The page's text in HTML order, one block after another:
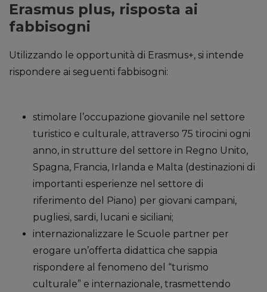
Erasmus plus, risposta ai
fabbisogni
Utilizzando le opportunità di Erasmus+, si intende
rispondere ai seguenti fabbisogni:
stimolare l’occupazione giovanile nel settore
turistico e culturale, attraverso 75 tirocini ogni
anno, in strutture del settore in Regno Unito,
Spagna, Francia, Irlanda e Malta (destinazioni di
importanti esperienze nel settore di
riferimento del Piano) per giovani campani,
pugliesi, sardi, lucani e siciliani;
internazionalizzare le Scuole partner per
erogare un’offerta didattica che sappia
rispondere al fenomeno del “turismo
culturale” e internazionale, trasmettendo